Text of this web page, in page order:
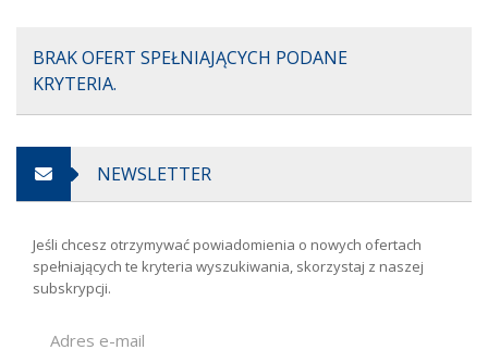
BRAK OFERT SPEŁNIAJĄCYCH PODANE
KRYTERIA.
NEWSLETTER
Jeśli chcesz otrzymywać powiadomienia o nowych ofertach
spełniających te kryteria wyszukiwania, skorzystaj z naszej
subskrypcji.